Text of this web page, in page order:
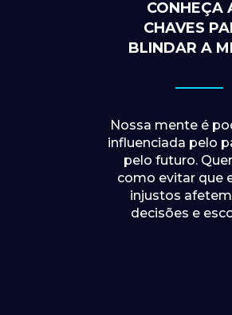
CONHEÇA
CHAVES
BLINDAR A
Nossa mente é
influenciada pelo
pelo futuro.
como evitar que
injustos
decisões e